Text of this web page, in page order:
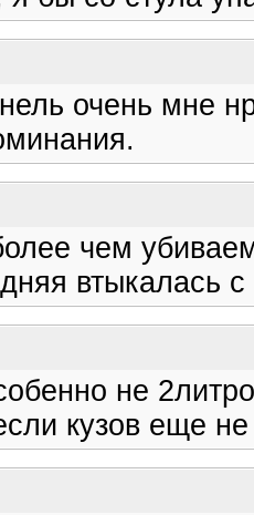
очень мне
чем
втыкалась с
не
кузов еще